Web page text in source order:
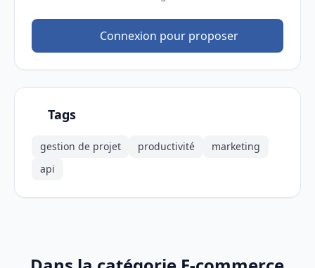
Connexion pour proposer
Tags
gestion de projet productivité
marketing
api